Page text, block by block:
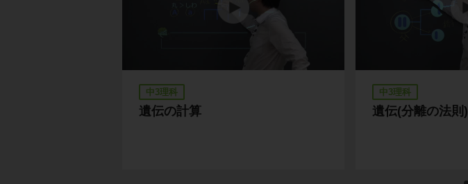
遺伝の計算
中3理科
遺伝(分離の法則)
中3理科